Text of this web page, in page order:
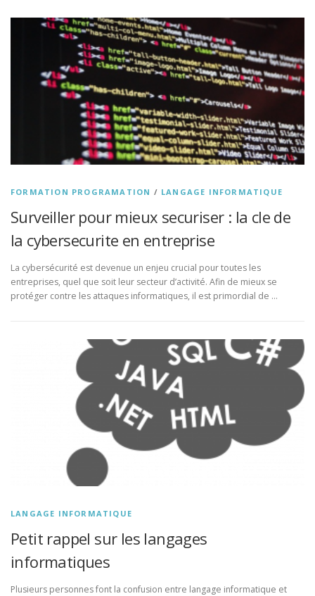
FORMATION PROGRAMATION / LANGAGE INFORMATIQUE
Surveiller pour mieux securiser : la cle de
la cybersecurite en entreprise
La cybersécurité est devenue un enjeu crucial pour toutes les
entreprises, quel que soit leur secteur d’activité. Afin de mieux se
protéger contre les attaques informatiques, il est primordial de …
LANGAGE INFORMATIQUE
Petit rappel sur les langages
informatiques
Plusieurs personnes font la confusion entre langage informatique et